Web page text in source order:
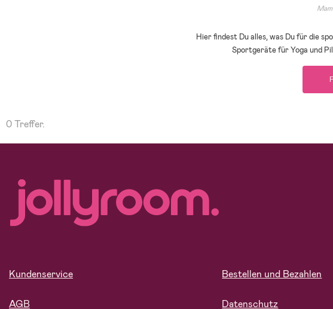
Hier findest Du alles, was Du für die
Sportgeräte für Yoga und
0 Treffer.
Kundenservice
AGB
Bestellen und Bezahlen
Datenschutz